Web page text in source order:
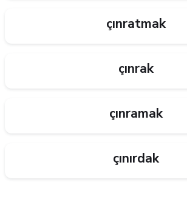
çınratmak
çınrak
çınramak
çınırdak